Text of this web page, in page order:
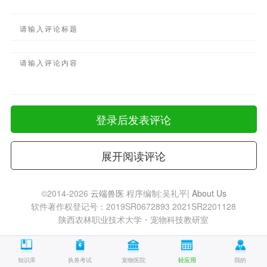
登录后发表评论
展开阅读评论
©2014-2026 云端兽医 程序编制:吴礼平| About Us
软件著作权登记号：2019SR0672893 2021SR2201128
陕西农林职业技术大学・宠物科技教研室
知识库 执兽考试 宠物医院 轻应用 我的